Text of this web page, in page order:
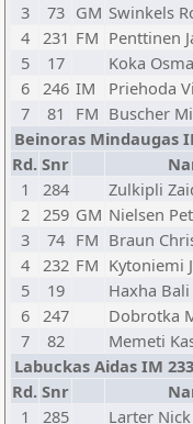
3
73 GM Swinkels
4 231 FM Penttinen
5
17 Koka
6 246 IM Priehoda
7
81 FM Buscher
Beinoras Mindaugas
Rd. Snr
1
284 Zulkipli
2 259 GM Nielsen
3
74 FM Braun
4 232 FM Kytoniemi
5
19 Haxha Bali
6 247 Dobrotka
7
82 Memeti
Labuckas Aidas IM
Rd. Snr
1
285 Larter Nick